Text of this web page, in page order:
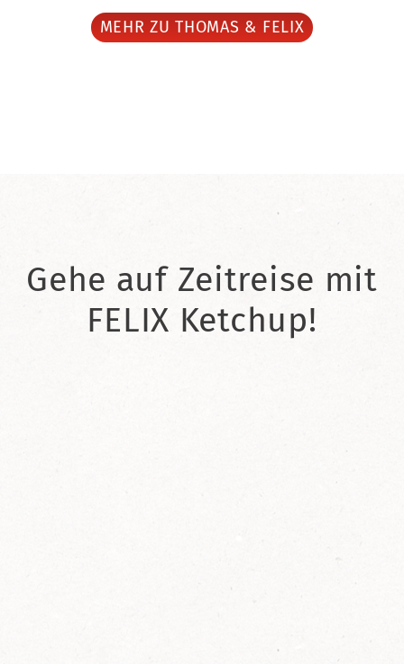
MEHR ZU THOMAS & FELIX
Gehe auf Zeitreise mit
FELIX Ketchup!